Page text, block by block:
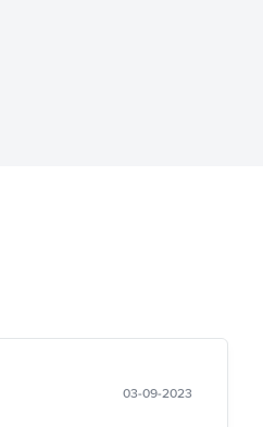
03-09-2023